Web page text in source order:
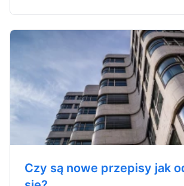
Czy są nowe przepisy jak